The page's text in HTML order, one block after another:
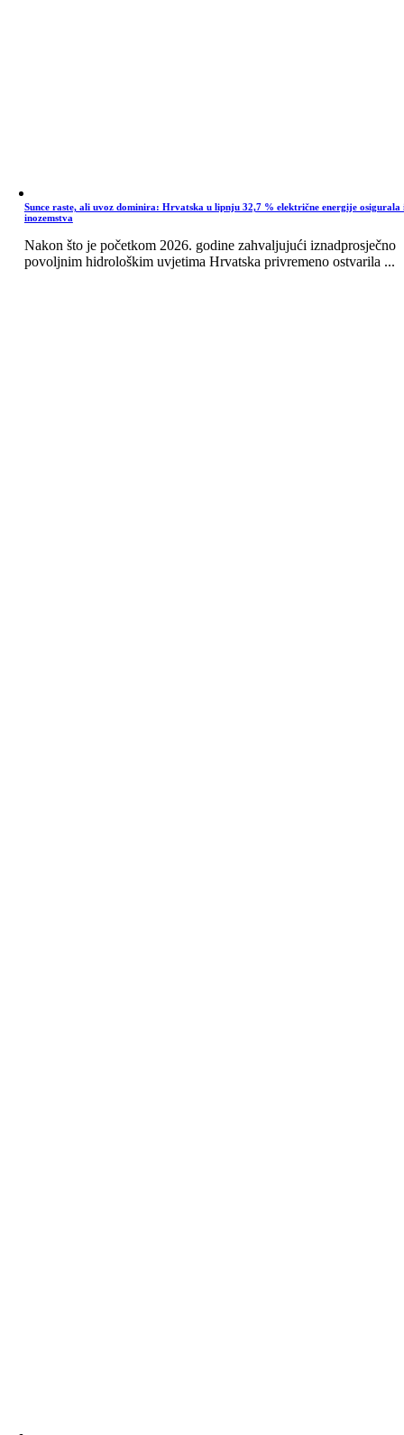
Sunce raste, ali uvoz dominira: Hrvatska u lipnju 32,7 % električne energije osigurala
inozemstva
Nakon što je početkom 2026. godine zahvaljujući iznadprosječno
povoljnim hidrološkim uvjetima Hrvatska privremeno ostvarila ...